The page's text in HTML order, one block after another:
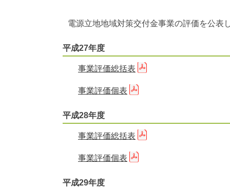
電源立地地域対策交付金事業の評価を公表
平成27年度
事業評価総括表
事業評価個表
平成28年度
事業評価総括表
事業評価個表
平成29年度